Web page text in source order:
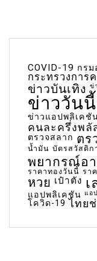
COVID-19 กรม
กระทรวงการ
ข่าวบันเทิง ข่
ข่าววันนี้
ข่าวแอปพลิเคชั
คนละครึ่งพลั
ตรวจสลาก ตร
น้ำมัน บัตรสวัสดิก
พยากรณ์อ
ราคาทองวันนี้ รา
หวย เป๋าตัง
แอปพลิเคชัน แอ
โควิด-19 ไทย